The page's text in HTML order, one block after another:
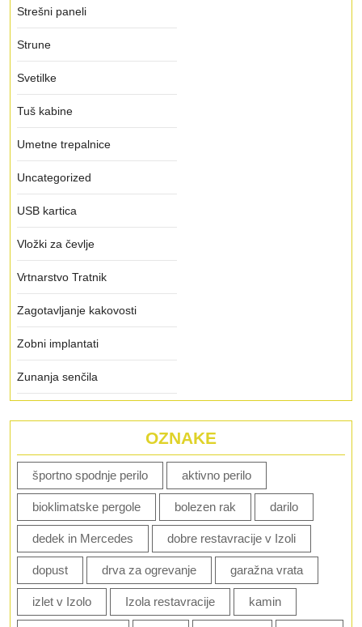
Strešni paneli
Strune
Svetilke
Tuš kabine
Umetne trepalnice
Uncategorized
USB kartica
Vložki za čevlje
Vrtnarstvo Tratnik
Zagotavljanje kakovosti
Zobni implantati
Zunanja senčila
OZNAKE
športno spodnje perilo aktivno perilo
bioklimatske pergole bolezen rak darilo
dedek in Mercedes dobre restavracije v Izoli
dopust drva za ogrevanje garažna vrata
izlet v Izolo Izola restavracije kamin